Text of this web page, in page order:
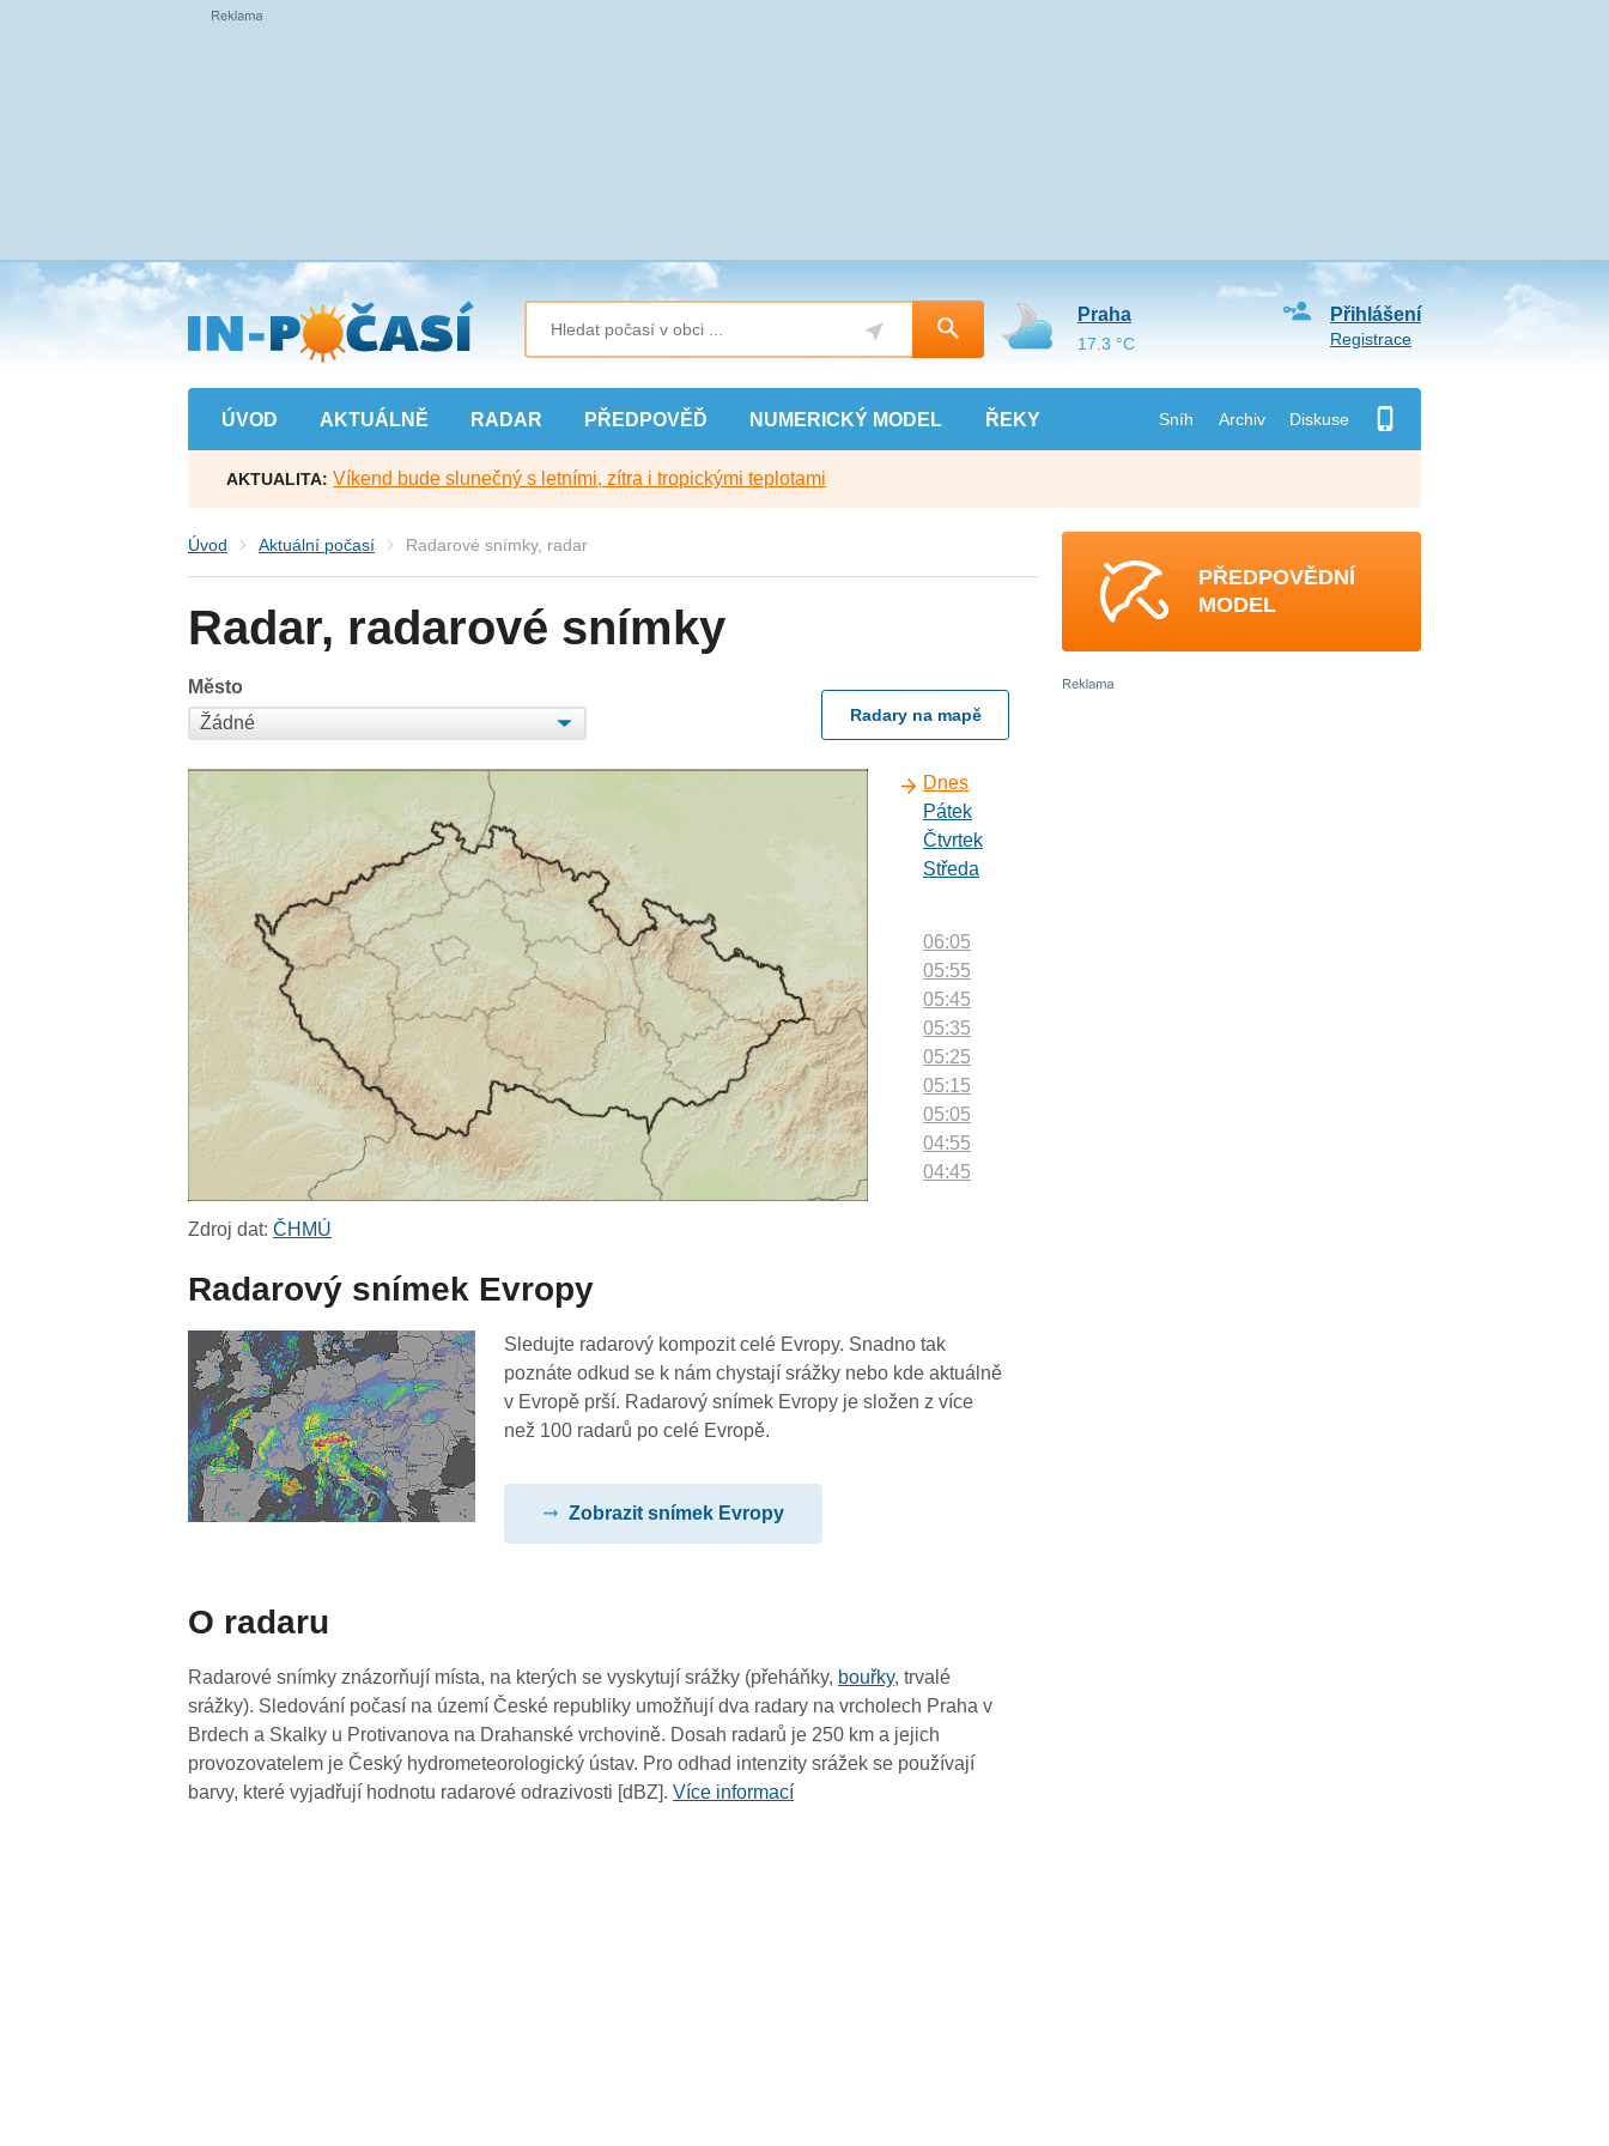
Přejít
na
hlavní
obsah
ÚVOD AKTUÁLNĚ RADAR PŘEDPOVĚĎ NUMERICKÝ MODEL ŘEKY Sníh Archiv Diskuse
Přihlášení
Registrace
Praha
17.3 °C
AKTUALITA: Víkend bude slunečný s letními, zítra i tropickými teplotami
Úvod Aktuální počasí Radarové snímky, radar
Radar, radarové snímky
Město
Radary na mapě
Dnes
Pátek
Čtvrtek
Středa
06:05
05:55
05:45
05:35
05:25
05:15
05:05
04:55
04:45
03:45
03:35
03:25
01:45
01:35
01:25
01:15
Zdroj dat:ČHMÚ
Radarový snímek Evropy
Sledujte radarový kompozit celé Evropy. Snadno tak
poznáte odkud se k nám chystají srážky nebo kde aktuálně
v Evropě prší. Radarový snímek Evropy je složen z více
než 100 radarů po celé Evropě.
Zobrazit snímek Evropy
O radaru
Radarové snímky znázorňují místa, na kterých se vyskytují srážky (přeháňky, bouřky, trvalé
srážky). Sledování počasí na území České republiky umožňují dva radary na vrcholech Praha v
Brdech a Skalky u Protivanova na Drahanské vrchovině. Dosah radarů je 250 km a jejich
provozovatelem je Český hydrometeorologický ústav. Pro odhad intenzity srážek se používají
barvy, které vyjadřují hodnotu radarové odrazivosti [dBZ].Více informací
PŘEDPOVĚDNÍ
MODEL